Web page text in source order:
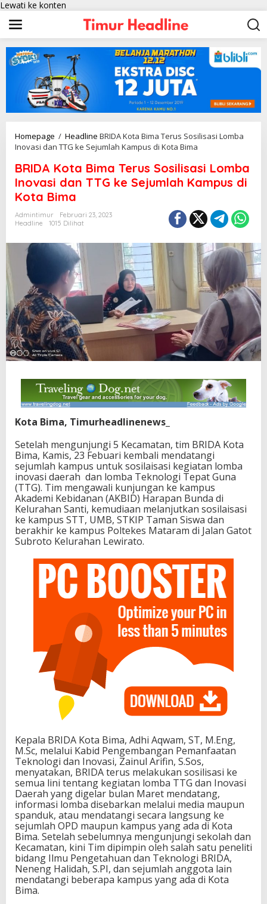
Lewati ke konten
Homepage / Headline BRIDA Kota Bima Terus Sosilisasi Lomba
Inovasi dan TTG ke Sejumlah Kampus di Kota Bima
BRIDA Kota Bima Terus Sosilisasi Lomba
Inovasi dan TTG ke Sejumlah Kampus di
Kota Bima
Admintimur
Februari 23, 2023
Headline
1015 Dilihat
Kota Bima, Timurheadlinenews_
Setelah mengunjungi 5 Kecamatan, tim BRIDA Kota
Bima, Kamis, 23 Febuari kembali mendatangi
sejumlah kampus untuk sosilaisasi kegiatan lomba
inovasi daerah dan lomba Teknologi Tepat Guna
(TTG). Tim mengawali kunjungan ke kampus
Akademi Kebidanan (AKBID) Harapan Bunda di
Kelurahan Santi, kemudiaan melanjutkan sosilaisasi
ke kampus STT, UMB, STKIP Taman Siswa dan
berakhir ke kampus Poltekes Mataram di Jalan Gatot
Subroto Kelurahan Lewirato.
Kepala BRIDA Kota Bima, Adhi Aqwam, ST, M.Eng,
M.Sc, melalui Kabid Pengembangan Pemanfaatan
Teknologi dan Inovasi, Zainul Arifin, S.Sos,
menyatakan, BRIDA terus melakukan sosilisasi ke
semua lini tentang kegiatan lomba TTG dan Inovasi
Daerah yang digelar bulan Maret mendatang,
informasi lomba disebarkan melalui media maupun
spanduk, atau mendatangi secara langsung ke
sejumlah OPD maupun kampus yang ada di Kota
Bima. Setelah sebelumnya mengunjungi sekolah dan
Kecamatan, kini Tim dipimpin oleh salah satu peneliti
bidang Ilmu Pengetahuan dan Teknologi BRIDA,
Neneng Halidah, S.PI, dan sejumlah anggota lain
mendatangi beberapa kampus yang ada di Kota
Bima.